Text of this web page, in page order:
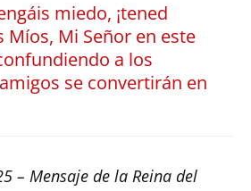
miedo, ¡tened
Míos, Mi Señor en este
a los
se convertirán en
– Mensaje de la Reina del